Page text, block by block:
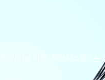
Transmission Series
능
리더십 아래, 파크시스템스